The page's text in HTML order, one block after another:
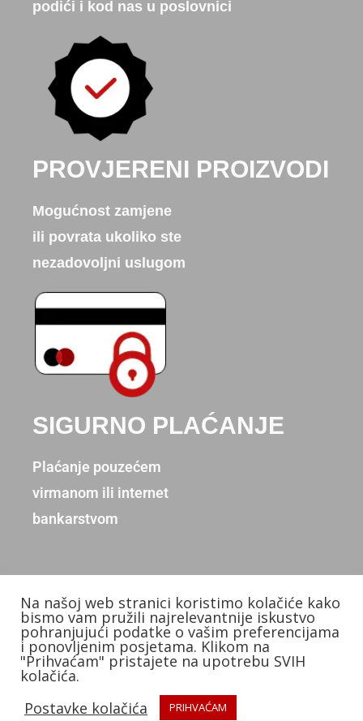
podići i kod nas u poslovnici
PROVJERENI PROIZVODI
Mogućnost zamjene
ili povrata ukoliko ste
nezadovoljni uslugom
SIGURNO PLAĆANJE
Plaćanje pouzećem
virmanom ili internet
bankarstvom
Copyright © 2026. Donum d.o.o.
Izradio: KB Studios
Na našoj web stranici koristimo kolačiće kako
bismo vam pružili najrelevantnije iskustvo
pohranjujući podatke o vašim preferencijama
i ponovljenim posjetama. Klikom na
"Prihvaćam" pristajete na upotrebu SVIH
kolačića.
Postavke kolačića
PRIHVAĆAM